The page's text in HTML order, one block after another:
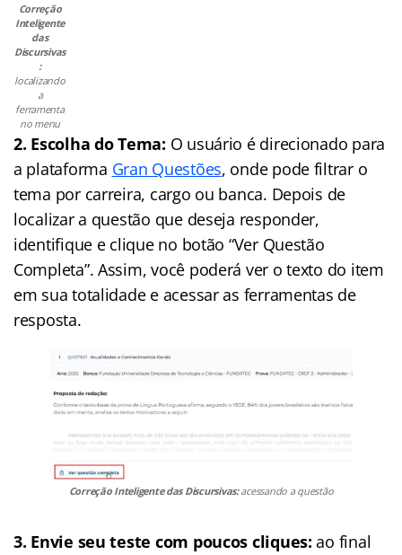
Correção
Inteligente
das
Discursivas
:
localizando
a
ferramenta
no menu
2. Escolha do Tema: O usuário é direcionado para
a plataforma Gran Questões, onde pode filtrar o
tema por carreira, cargo ou banca. Depois de
localizar a questão que deseja responder,
identifique e clique no botão “Ver Questão
Completa”. Assim, você poderá ver o texto do item
em sua totalidade e acessar as ferramentas de
resposta.
Correção Inteligente das Discursivas:acessando a questão
3. Envie seu teste com poucos cliques: ao final